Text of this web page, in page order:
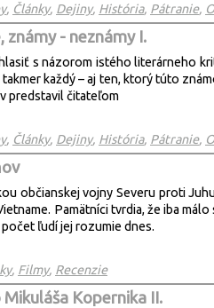
, Články, Dejiny, História, Pátranie,
známy - neznámy I.
s názorom istého literárneho
každý – aj ten, ktorý túto
predstavil čitateľom
, Články, Dejiny, História, Pátranie,
občianskej vojny Severu proti
Pamätníci tvrdia, že iba
ľudí jej rozumie dnes.
, Filmy, Recenzie
Kopernika II.